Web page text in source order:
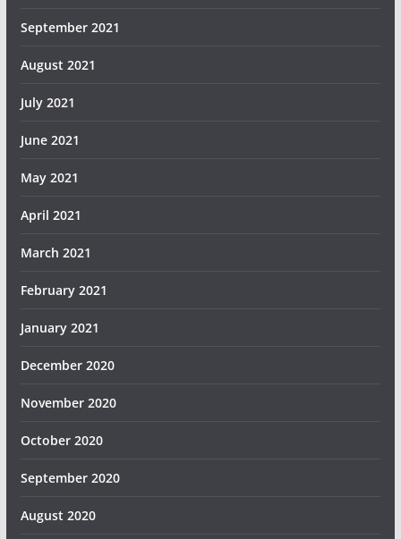
September 2021
August 2021
July 2021
June 2021
May 2021
April 2021
March 2021
February 2021
January 2021
December 2020
November 2020
October 2020
September 2020
August 2020